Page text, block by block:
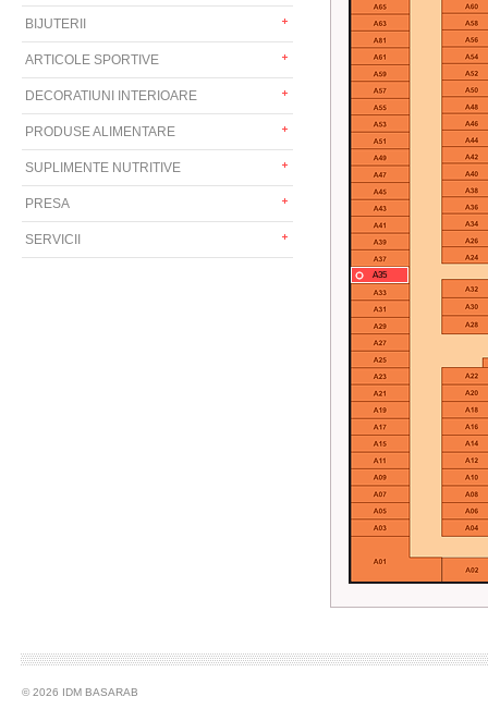
BIJUTERII
ARTICOLE SPORTIVE
DECORATIUNI INTERIOARE
PRODUSE ALIMENTARE
SUPLIMENTE NUTRITIVE
PRESA
SERVICII
A35
© 2026 IDM BASARAB